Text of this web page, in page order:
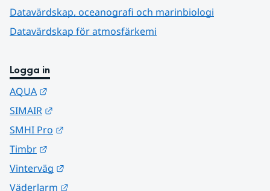
Datavärdskap, oceanografi och marinbiologi
Datavärdskap för atmosfärkemi
Logga in
AQUA
SIMAIR
SMHI Pro
Timbr
Vinterväg
Väderlarm